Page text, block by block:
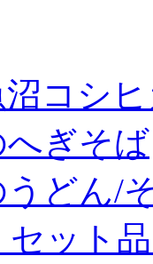
コシ
へぎそば
どん/
ット